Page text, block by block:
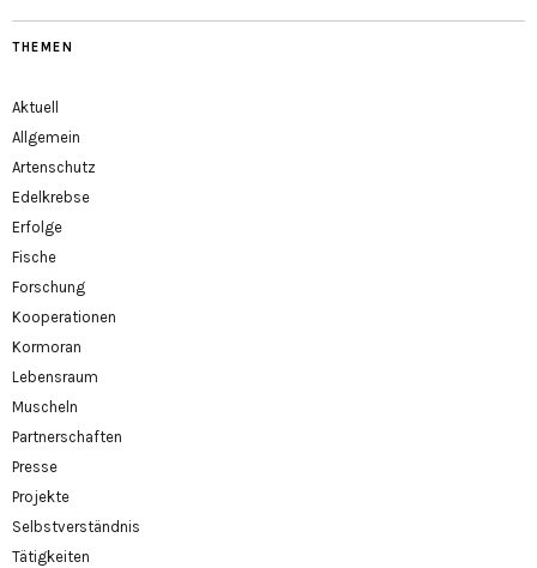
THEMEN
Aktuell
Allgemein
Artenschutz
Edelkrebse
Erfolge
Fische
Forschung
Kooperationen
Kormoran
Lebensraum
Muscheln
Partnerschaften
Presse
Projekte
Selbstverständnis
Tätigkeiten